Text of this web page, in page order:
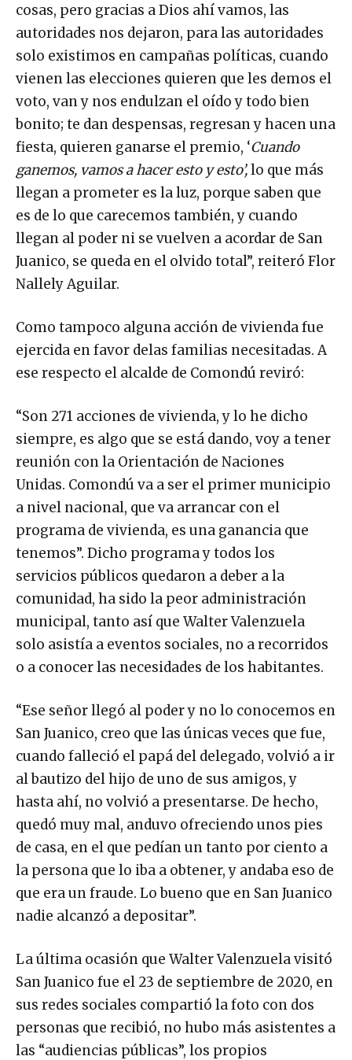
cosas, pero gracias a Dios ahí vamos, las
autoridades nos dejaron, para las autoridades
solo existimos en campañas políticas, cuando
vienen las elecciones quieren que les demos el
voto, van y nos endulzan el oído y todo bien
bonito; te dan despensas, regresan y hacen una
fiesta, quieren ganarse el premio, ‘Cuando
ganemos, vamos a hacer esto y esto’,lo que más
llegan a prometer es la luz, porque saben que
es de lo que carecemos también, y cuando
llegan al poder ni se vuelven a acordar de San
Juanico, se queda en el olvido total”, reiteró Flor
Nallely Aguilar.
Como tampoco alguna acción de vivienda fue
ejercida en favor delas familias necesitadas. A
ese respecto el alcalde de Comondú reviró:
“Son 271 acciones de vivienda, y lo he dicho
siempre, es algo que se está dando, voy a tener
reunión con la Orientación de Naciones
Unidas. Comondú va a ser el primer municipio
a nivel nacional, que va arrancar con el
programa de vivienda, es una ganancia que
tenemos”. Dicho programa y todos los
servicios públicos quedaron a deber a la
comunidad, ha sido la peor administración
municipal, tanto así que Walter Valenzuela
solo asistía a eventos sociales, no a recorridos
o a conocer las necesidades de los habitantes.
“Ese señor llegó al poder y no lo conocemos en
San Juanico, creo que las únicas veces que fue,
cuando falleció el papá del delegado, volvió a ir
al bautizo del hijo de uno de sus amigos, y
hasta ahí, no volvió a presentarse. De hecho,
quedó muy mal, anduvo ofreciendo unos pies
de casa, en el que pedían un tanto por ciento a
la persona que lo iba a obtener, y andaba eso de
que era un fraude. Lo bueno que en San Juanico
nadie alcanzó a depositar”.
La última ocasión que Walter Valenzuela visitó
San Juanico fue el 23 de septiembre de 2020, en
sus redes sociales compartió la foto con dos
personas que recibió, no hubo más asistentes a
las “audiencias públicas”, los propios